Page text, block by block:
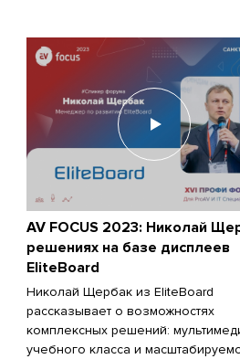
AV FOCUS 2023: Николай
решениях на базе дисплеев
EliteBoard
Николай Щербак из EliteBoard
рассказывает о возможностях
комплексных решений:
учебного класса и